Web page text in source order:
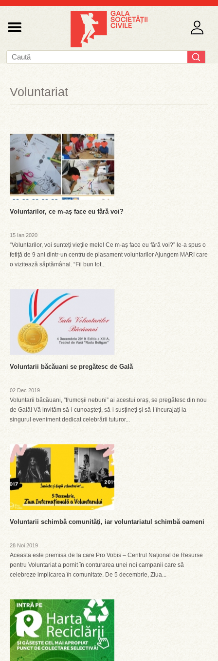
Voluntariat
Voluntarilor, ce m-aș face eu fără voi?
15 Ian 2020
“Voluntarilor, voi sunteți viețile mele! Ce m-aș face eu fără voi?” le-a spus o
fetiță de 9 ani dintr-un centru de plasament voluntarilor Ajungem MARI care
o vizitează săptămânal. “Fii bun tot...
Voluntarii băcăuani se pregătesc de Gală
02 Dec 2019
Voluntarii băcăuani, ”frumoșii nebuni” ai acestui oraș, se pregătesc din nou
de Gală! Vă invităm să-i cunoașteți, să-i susțineți și să-i încurajați la
singurul eveniment dedicat celebrării tuturor...
Voluntarii schimbă comunități, iar voluntariatul schimbă oameni
28 Noi 2019
Aceasta este premisa de la care Pro Vobis – Centrul Național de Resurse
pentru Voluntariat a pornit în conturarea unei noi campanii care să
celebreze implicarea în comunitate. De 5 decembrie, Ziua...